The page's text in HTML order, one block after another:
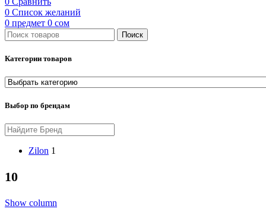
0 Список желаний
0 предмет 0 сом
Поиск
Категории товаров
Выбор по брендам
Zilon 1
10
Show column